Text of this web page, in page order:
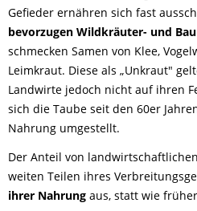
Gefieder ernähren sich fast
bevorzugen Wildkräuter- und
schmecken Samen von Klee,
Leimkraut. Diese als „Unkraut"
Landwirte jedoch nicht auf ihren
sich die Taube seit den 60er
Nahrung umgestellt.
Der Anteil von
weiten Teilen ihres
ihrer Nahrung aus, statt wie